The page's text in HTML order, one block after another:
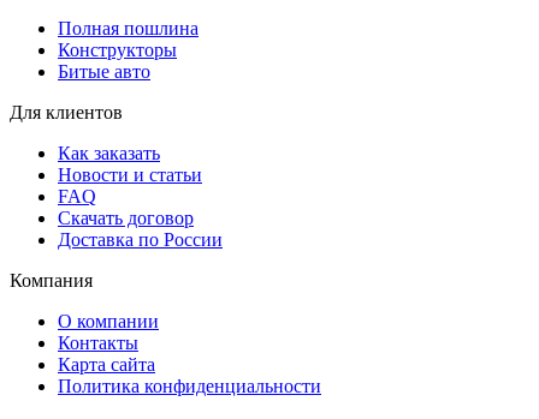
Полная пошлина
Конструкторы
Битые авто
Для клиентов
Как заказать
Новости и статьи
FAQ
Скачать договор
Доставка по России
Компания
О компании
Контакты
Карта сайта
Политика конфиденциальности